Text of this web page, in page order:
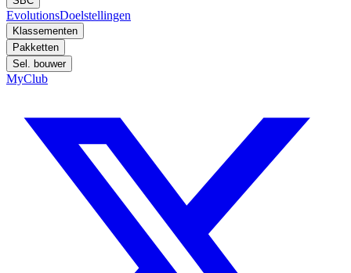
EvolutionsDoelstellingen
Klassementen
Pakketten
Sel. bouwer
MyClub